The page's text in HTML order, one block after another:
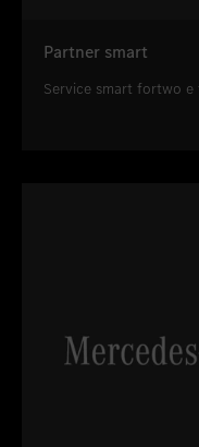
Partner smart
Service smart fortwo